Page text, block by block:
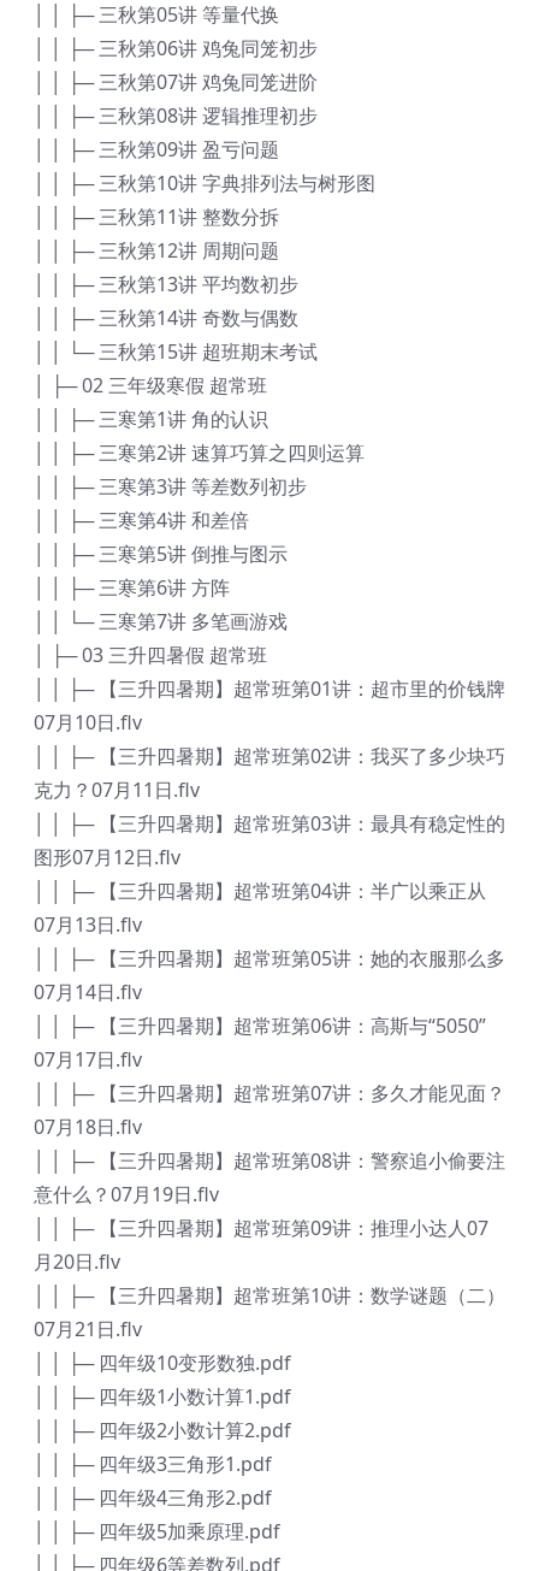
│ │ ├─ 三秋第05讲 等量代换
│ │ ├─ 三秋第06讲 鸡兔同笼初步
│ │ ├─ 三秋第07讲 鸡兔同笼进阶
│ │ ├─ 三秋第08讲 逻辑推理初步
│ │ ├─ 三秋第09讲 盈亏问题
│ │ ├─ 三秋第10讲 字典排列法与树形图
│ │ ├─ 三秋第11讲 整数分拆
│ │ ├─ 三秋第12讲 周期问题
│ │ ├─ 三秋第13讲 平均数初步
│ │ ├─ 三秋第14讲 奇数与偶数
│ │ └─ 三秋第15讲 超班期末考试
│ ├─ 02 三年级寒假 超常班
│ │ ├─ 三寒第1讲 角的认识
│ │ ├─ 三寒第2讲 速算巧算之四则运算
│ │ ├─ 三寒第3讲 等差数列初步
│ │ ├─ 三寒第4讲 和差倍
│ │ ├─ 三寒第5讲 倒推与图示
│ │ ├─ 三寒第6讲 方阵
│ │ └─ 三寒第7讲 多笔画游戏
│ ├─ 03 三升四暑假 超常班
│ │ ├─ 【三升四暑期】超常班第01讲：超市里的价钱牌
07月10日.flv
│ │ ├─ 【三升四暑期】超常班第02讲：我买了多少块巧
克力？07月11日.flv
│ │ ├─ 【三升四暑期】超常班第03讲：最具有稳定性的
图形07月12日.flv
│ │ ├─ 【三升四暑期】超常班第04讲：半广以乘正从
07月13日.flv
│ │ ├─ 【三升四暑期】超常班第05讲：她的衣服那么多
07月14日.flv
│ │ ├─ 【三升四暑期】超常班第06讲：高斯与“5050”
07月17日.flv
│ │ ├─ 【三升四暑期】超常班第07讲：多久才能见面？
07月18日.flv
│ │ ├─ 【三升四暑期】超常班第08讲：警察追小偷要注
意什么？07月19日.flv
│ │ ├─ 【三升四暑期】超常班第09讲：推理小达人07
月20日.flv
│ │ ├─ 【三升四暑期】超常班第10讲：数学谜题（二）
07月21日.flv
│ │ ├─ 四年级10变形数独.pdf
│ │ ├─ 四年级1小数计算1.pdf
│ │ ├─ 四年级2小数计算2.pdf
│ │ ├─ 四年级3三角形1.pdf
│ │ ├─ 四年级4三角形2.pdf
│ │ ├─ 四年级5加乘原理.pdf
│ │ ├─ 四年级6等差数列.pdf